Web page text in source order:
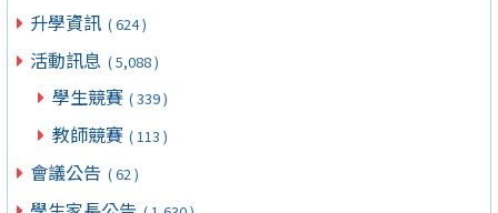
升學資訊 ( 624 )
活動訊息 ( 5,088 )
學生競賽 ( 339 )
教師競賽 ( 113 )
會議公告 ( 62 )